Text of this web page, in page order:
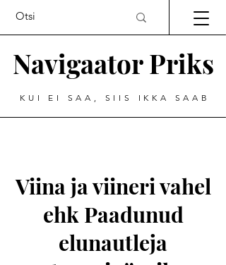
Navigaator Priks
KUI EI SAA, SIIS IKKA SAAB
Viina ja viineri vahel
ehk Paadunud
elunautleja